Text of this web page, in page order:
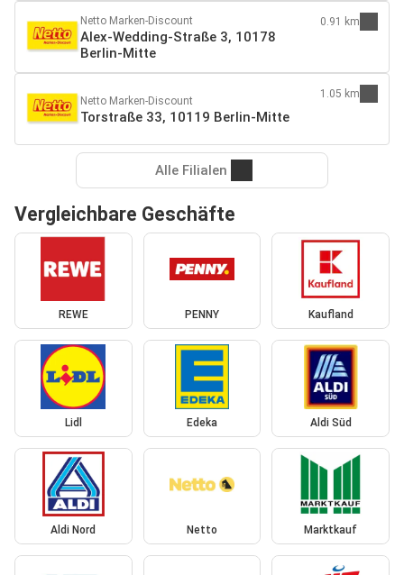
Netto Marken-Discount
Alex-Wedding-Straße 3, 10178
Berlin-Mitte
0.91 km
Netto Marken-Discount
Torstraße 33, 10119 Berlin-Mitte
1.05 km
Alle Filialen
Vergleichbare Geschäfte
REWE PENNY Kaufland
Lidl Edeka Aldi Süd
Aldi Nord Netto Marktkauf